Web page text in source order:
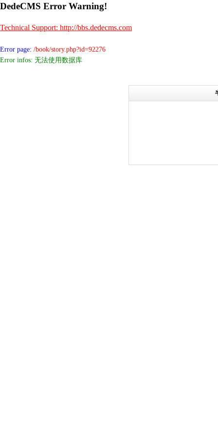
DedeCMS Error Warning!
Technical Support: http://bbs.dedecms.com
Error page: /book/story.php?id=92276
Error infos: 无法使用数据库